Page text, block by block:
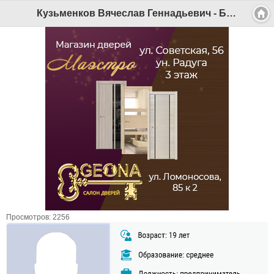
Кузьменков Вячеслав Геннадьевич - Беломорканал Северодвинск tv29.ru
Просмотров: 2256